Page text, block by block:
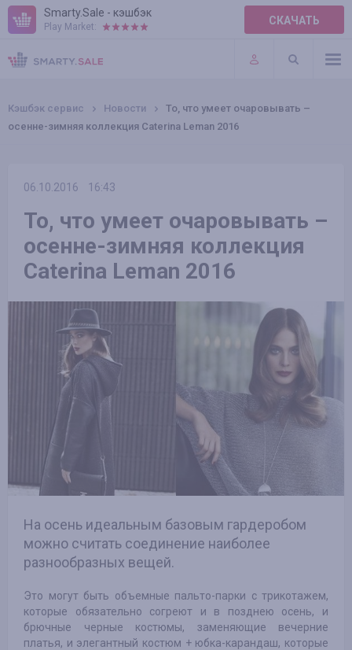
Smarty.Sale - кэшбэк
Play Market: СКАЧАТЬ
ПРАВИЛА
ПЛАГИНЫ
Кэшбэк сервис Новости
То, что умеет очаровывать –
осенне-зимняя коллекция Caterina Leman 2016
06.10.2016 16:43
То, что умеет очаровывать –
осенне-зимняя коллекция
Caterina Leman 2016
На осень идеальным базовым гардеробом
можно считать соединение наиболее
разнообразных вещей.
Это могут быть объемные пальто-парки с трикотажем,
которые обязательно согреют и в позднею осень, и
брючные черные костюмы, заменяющие вечерние
платья, и элегантный костюм + юбка-карандаш, которые